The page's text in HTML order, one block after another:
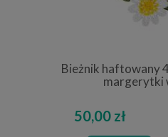
Bieżnik haftowany
margerytki
50,00 zł